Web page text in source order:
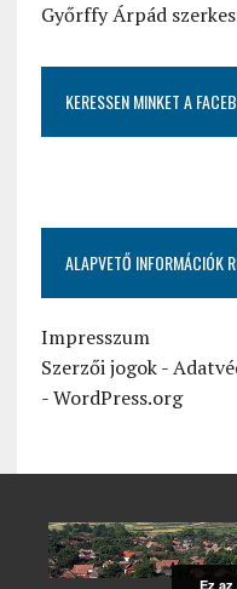
Győrffy Árpád
KERESSEN MINKET A
ALAPVETŐ INFORMÁCIÓK
Impresszum
Szerzői jogok-
-WordPress.org
Ez